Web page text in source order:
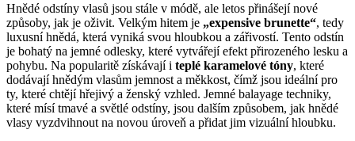
Hnědé odstíny vlasů jsou stále v módě, ale letos přinášejí nové
způsoby, jak je oživit. Velkým hitem je „expensive brunette“, tedy
luxusní hnědá, která vyniká svou hloubkou a zářivostí. Tento odstín
je bohatý na jemné odlesky, které vytvářejí efekt přirozeného lesku a
pohybu. Na popularitě získávají i teplé karamelové tóny, které
dodávají hnědým vlasům jemnost a měkkost, čímž jsou ideální pro
ty, které chtějí hřejivý a ženský vzhled. Jemné balayage techniky,
které mísí tmavé a světlé odstíny, jsou dalším způsobem, jak hnědé
vlasy vyzdvihnout na novou úroveň a přidat jim vizuální hloubku.